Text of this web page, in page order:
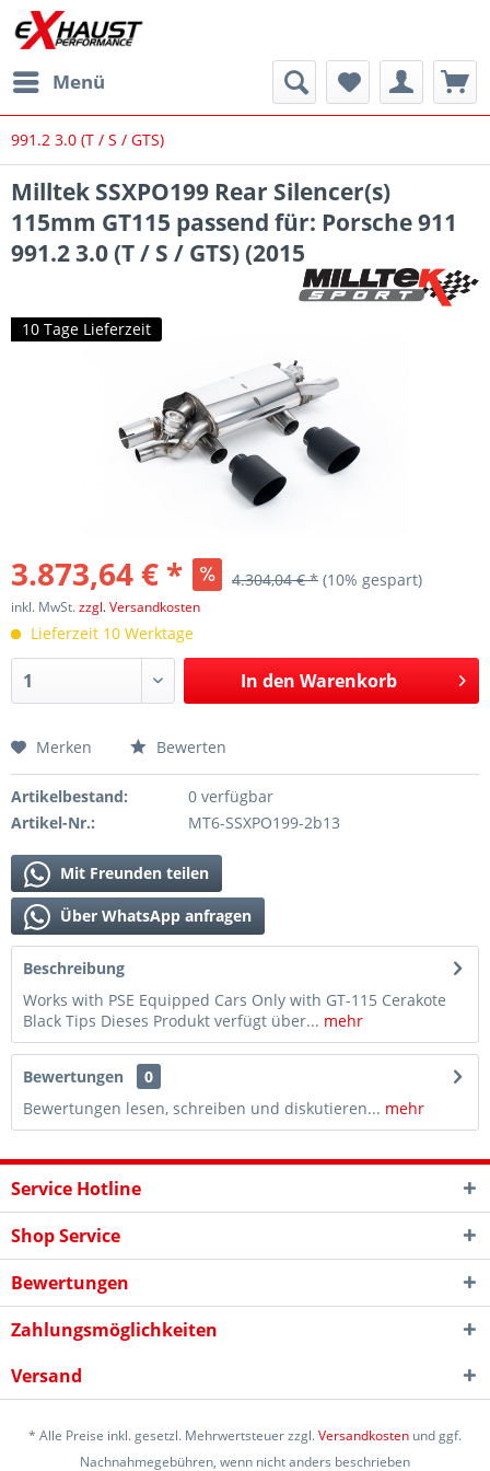
Menü
991.2 3.0 (T / S / GTS)
Milltek SSXPO199 Rear Silencer(s)
115mm GT115 passend für: Porsche 911
991.2 3.0 (T / S / GTS) (2015
10 Tage Lieferzeit
3.873,64 € * 4.304,04 € * (10% gespart)
inkl. MwSt.zzgl. Versandkosten
Lieferzeit 10 Werktage
In den Warenkorb
Merken Bewerten
Artikelbestand:
0 verfügbar
Artikel-Nr.:
MT6-SSXPO199-2b13
Mit Freunden teilen
Über WhatsApp anfragen
Beschreibung
Works with PSE Equipped Cars Only with GT-115 Cerakote
Black Tips Dieses Produkt verfügt über... mehr
Bewertungen
0
Bewertungen lesen, schreiben und diskutieren... mehr
Service Hotline
Shop Service
Bewertungen
Zahlungsmöglichkeiten
Versand
* Alle Preise inkl. gesetzl. Mehrwertsteuer zzgl.Versandkosten und ggf.
Nachnahmegebühren, wenn nicht anders beschrieben